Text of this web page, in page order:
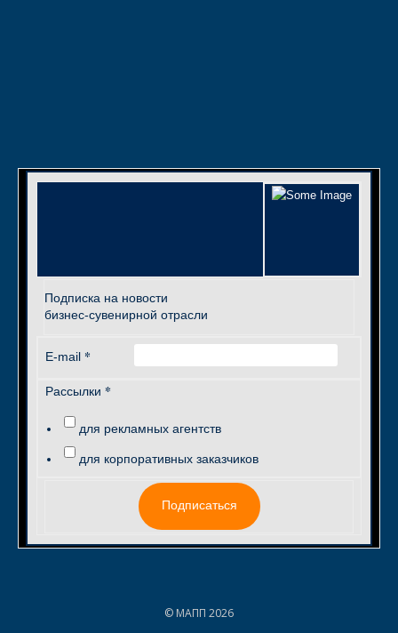
Подписка на новости
бизнес-сувенирной отрасли
E-mail *
Рассылки *
для рекламных агентств
для корпоративных заказчиков
Подписаться
© МАПП 2026